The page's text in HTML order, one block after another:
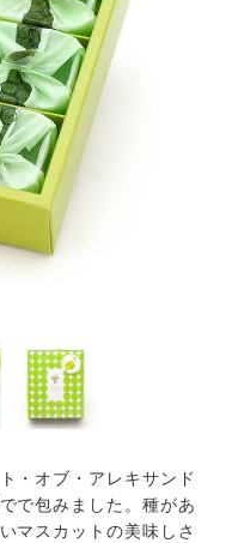
・オブ・アレキサンド
で包みました。種があ
マスカットの美味しさ